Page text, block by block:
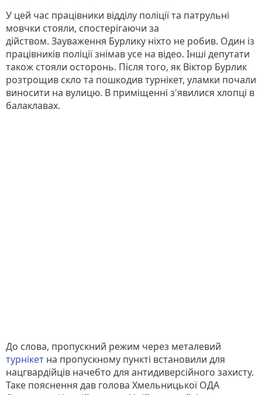
У цей час працівники відділу поліції та патрульні
мовчки стояли, спостерігаючи за
дійством. Зауваження Бурлику ніхто не робив. Один із
працівників поліції знімав усе на відео. Інші депутати
також стояли осторонь. Після того, як Віктор Бурлик
розтрощив скло та пошкодив турнікет, уламки почали
виносити на вулицю. В приміщенні з'явилися хлопці в
балаклавах.
До слова, пропускний режим через металевий
турнікет на пропускному пункті встановили для
нацгвардійців начебто для антидиверсійного захисту.
Таке пояснення дав голова Хмельницької ОДА